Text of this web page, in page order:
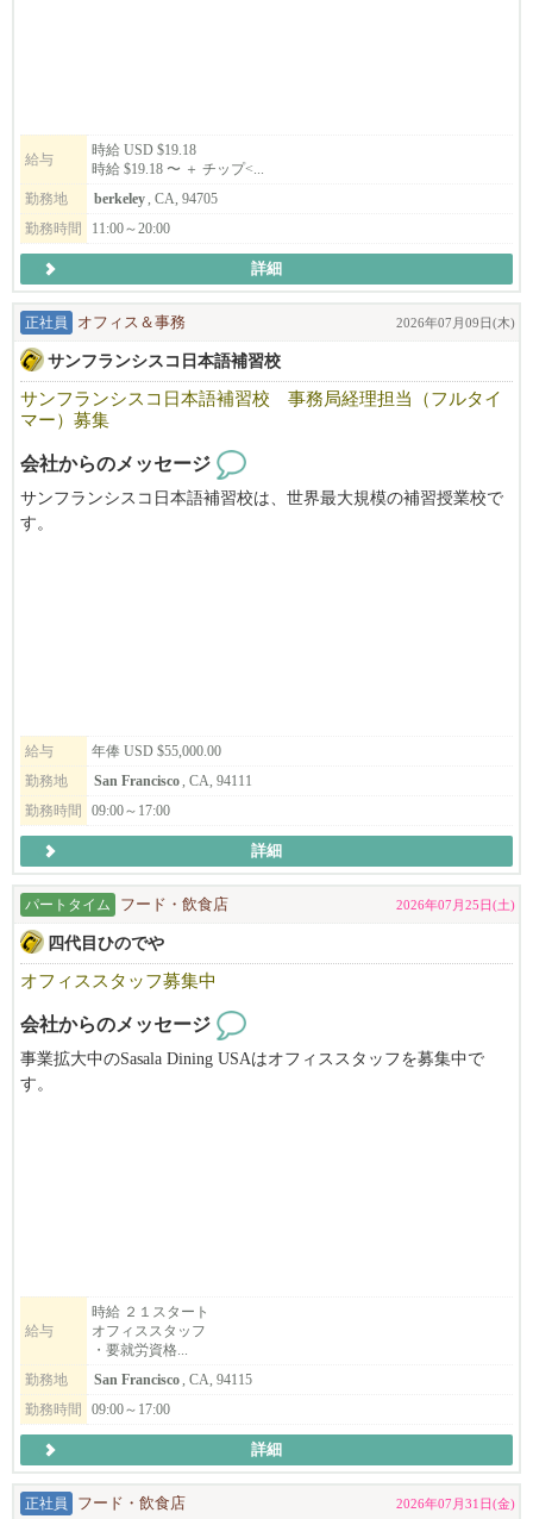
給与
時給 USD $19.18
時給 $19.18 〜 ＋ チップ<...
勤務地
berkeley , CA, 94705
勤務時間
11:00～20:00
詳細
正社員 オフィス＆事務 2026年07月09日(木)
サンフランシスコ日本語補習校
サンフランシスコ日本語補習校 事務局経理担当（フルタイ
マー）募集
会社からのメッセージ
サンフランシスコ日本語補習校は、世界最大規模の補習授業校で
す。
給与
年俸 USD $55,000.00
勤務地
San Francisco, CA, 94111
勤務時間
09:00～17:00
詳細
パートタイム フード・飲食店 2026年07月25日(土)
四代目ひのでや
オフィススタッフ募集中
会社からのメッセージ
事業拡大中のSasala Dining USAはオフィススタッフを募集中で
す。
を募集していますので、
就労資格をお持ちの方、是非ご応募ください。
あわせて、新店Hinodeya Ramen Berkeley店で働いて頂けるスタッ
フも募集しております（要就労資格）。
弊社 彩々楽ダイニンググループは創業1886年本社は埼玉県。日本
飲食店を展開している会社です。元々は埼玉の片田舎の一飲食店
給与
時給 ２１スタート
オフィススタッフ
・要就労資格...
勤務地
San Francisco, CA, 94115
勤務時間
09:00～17:00
詳細
正社員 フード・飲食店 2026年07月31日(金)